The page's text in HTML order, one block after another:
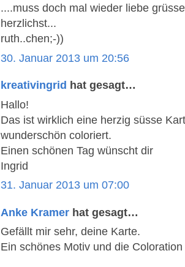
....muss doch mal wieder liebe
herzlichst...
ruth..chen;-))
30. Januar 2013 um 20:56
kreativingrid hat gesagt…
Hallo!
Das ist wirklich eine herzig süsse
wunderschön coloriert.
Einen schönen Tag wünscht dir
Ingrid
31. Januar 2013 um 07:00
Anke Kramer hat gesagt…
Gefällt mir sehr, deine Karte.
Ein schönes Motiv und die